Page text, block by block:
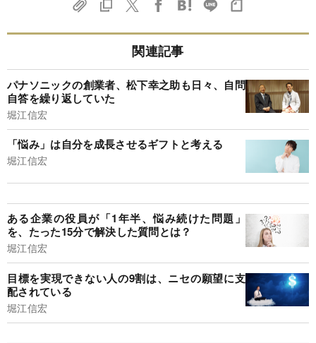
関連記事
パナソニックの創業者、松下幸之助も日々、自問
自答を繰り返していた
堀江信宏
「悩み」は自分を成長させるギフトと考える
堀江信宏
ある企業の役員が「1年半、悩み続けた問題」
を、たった15分で解決した質問とは？
堀江信宏
目標を実現できない人の9割は、ニセの願望に支
配されている
堀江信宏